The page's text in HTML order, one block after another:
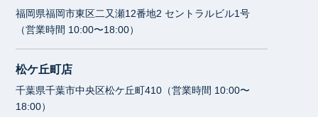
福岡県福岡市東区二又瀬12番地2 セントラルビル1号
（営業時間 10:00〜18:00）
松ケ丘町店
千葉県千葉市中央区松ケ丘町410（営業時間 10:00〜
18:00）